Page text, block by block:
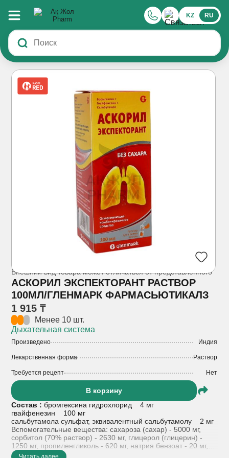
KZ RU
Внешний вид товара может отличаться от представленного
АСКОРИЛ ЭКСПЕКТОРАНТ РАСТВОР
100МЛ/ГЛЕНМАРК ФАРМАСЬЮТИКАЛЗ
1 915 ₸
Менее 10 шт.
Дыхательная система
Произведено Индия
Лекарственная форма Раствор
Требуется рецепт Нет
В корзину
Состав :бромгексина гидрохлорид 4 мг
гвайфенезин 100 мг
сальбутамола сульфат, эквивалентный сальбутамолу 2 мг
Вспомогательные вещества: сахароза (сахар) - 5000 мг,
сорбитол (70% раствор) - 2630 мг, глицерол (глицерин) -
1250 мг, пропиленгликоль - 620 мг, натрия бензоат - 20 мг,
лимонной кислоты моногидрат - 24 мг, сорбиновая кислота -
Читать далее